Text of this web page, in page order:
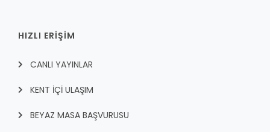
HIZLI ERİŞİM
CANLI YAYINLAR
KENT İÇI ULAŞIM
BEYAZ MASA BAŞVURUSU